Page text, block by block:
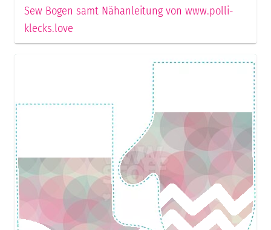
Sew Bogen samt Nähanleitung von www.polli-
klecks.love